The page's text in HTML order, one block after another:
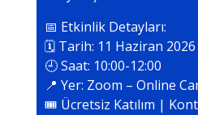
📅 Etkinlik Detayları:
🗓️ Tarih: 11 Haziran
🕘 Saat: 10:00-12:00
📍 Yer: Zoom – Online
🎟️ Ücretsiz Katılım |